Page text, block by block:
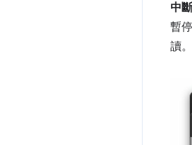
中
暫
讀。